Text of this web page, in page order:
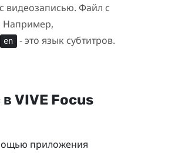
видеозаписью. Файл с
Например,
en - это язык субтитров.
в VIVE Focus
приложения